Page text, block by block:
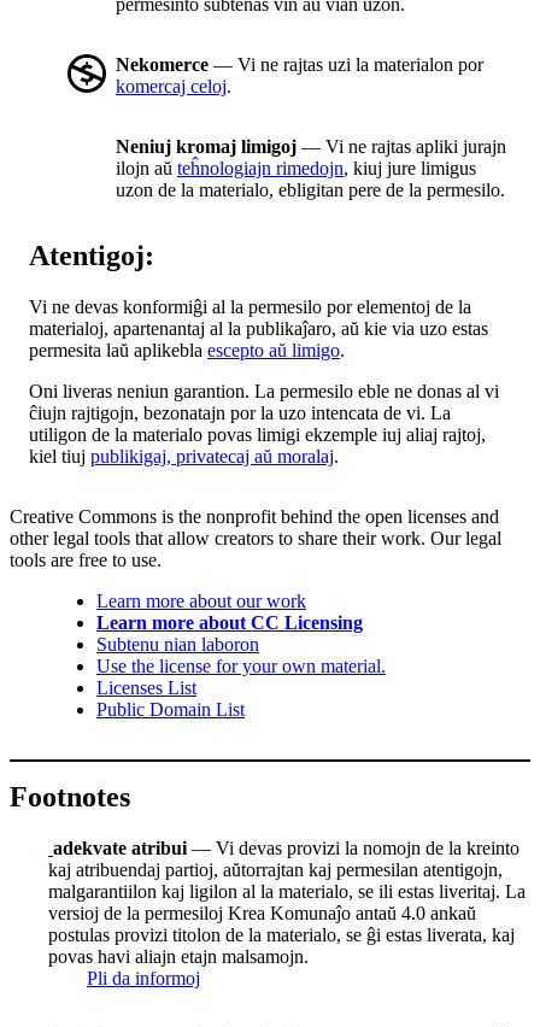
permesinto subtenas vin aŭ vian uzon.
Nekomerce — Vi ne rajtas uzi la materialon por
komercaj celoj.
Neniuj kromaj limigoj — Vi ne rajtas apliki jurajn
ilojn aŭ teĥnologiajn rimedojn, kiuj jure limigus
uzon de la materialo, ebligitan pere de la permesilo.
Atentigoj:
Vi ne devas konformiĝi al la permesilo por elementoj de la
materialoj, apartenantaj al la publikaĵaro, aŭ kie via uzo estas
permesita laŭ aplikebla escepto aŭ limigo.
Oni liveras neniun garantion. La permesilo eble ne donas al vi
ĉiujn rajtigojn, bezonatajn por la uzo intencata de vi. La
utiligon de la materialo povas limigi ekzemple iuj aliaj rajtoj,
kiel tiuj publikigaj, privatecaj aŭ moralaj.
Creative Commons is the nonprofit behind the open licenses and
other legal tools that allow creators to share their work. Our legal
tools are free to use.
Learn more about our work
Learn more about CC Licensing
Subtenu nian laboron
Use the license for your own material.
Licenses List
Public Domain List
Footnotes
adekvate atribui — Vi devas provizi la nomojn de la kreinto
kaj atribuendaj partioj, aŭtorrajtan kaj permesilan atentigojn,
malgarantiilon kaj ligilon al la materialo, se ili estas liveritaj. La
versioj de la permesiloj Krea Komunaĵo antaŭ 4.0 ankaŭ
postulas provizi titolon de la materialo, se ĝi estas liverata, kaj
povas havi aliajn etajn malsamojn.
Pli da informoj